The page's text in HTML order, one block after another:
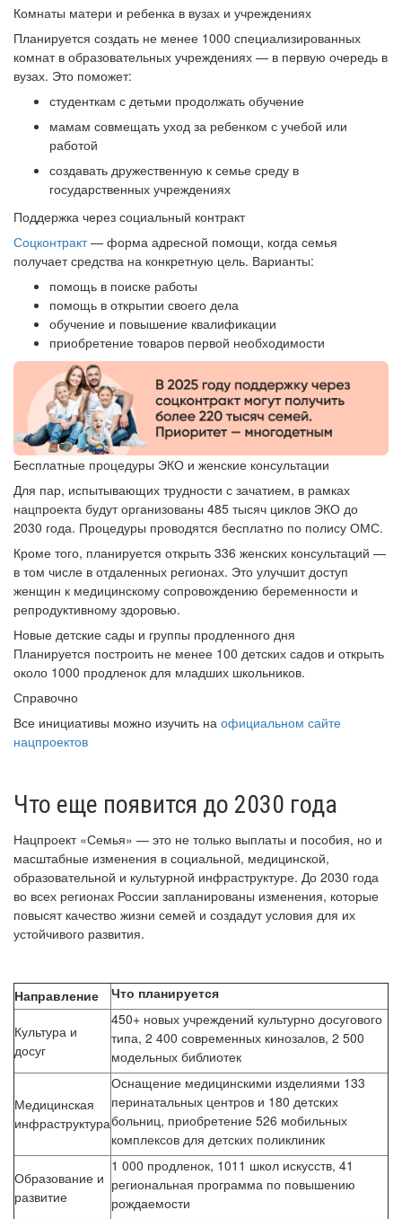
Комнаты матери и ребенка в вузах и учреждениях
Планируется создать не менее 1000 специализированных
комнат в образовательных учреждениях — в первую очередь в
вузах. Это поможет:
студенткам с детьми продолжать обучение
мамам совмещать уход за ребенком с учебой или
работой
создавать дружественную к семье среду в
государственных учреждениях
Поддержка через социальный контракт
Соцконтракт— форма адресной помощи, когда семья
получает средства на конкретную цель. Варианты:
помощь в поиске работы
помощь в открытии своего дела
обучение и повышение квалификации
приобретение товаров первой необходимости
Бесплатные процедуры ЭКО и женские консультации
Для пар, испытывающих трудности с зачатием, в рамках
нацпроекта будут организованы 485 тысяч циклов ЭКО до
2030 года. Процедуры проводятся бесплатно по полису ОМС.
Кроме того, планируется открыть 336 женских консультаций —
в том числе в отдаленных регионах. Это улучшит доступ
женщин к медицинскому сопровождению беременности и
репродуктивному здоровью.
Новые детские сады и группы продленного дня
Планируется построить не менее 100 детских садов и открыть
около 1000 продленок для младших школьников.
Справочно
Все инициативы можно изучить на официальном сайте
нацпроектов
Что еще появится до 2030 года
Нацпроект «Семья» — это не только выплаты и пособия, но и
масштабные изменения в социальной, медицинской,
образовательной и культурной инфраструктуре. До 2030 года
во всех регионах России запланированы изменения, которые
повысят качество жизни семей и создадут условия для их
устойчивого развития.
Направление Что планируется
Культура и
досуг
450+ новых учреждений культурно досугового
типа, 2 400 современных кинозалов, 2 500
модельных библиотек
Медицинская
инфраструктура
Оснащение медицинскими изделиями 133
перинатальных центров и 180 детских
больниц, приобретение 526 мобильных
комплексов для детских поликлиник
Образование и
развитие
1 000 продленок, 1011 школ искусств, 41
региональная программа по повышению
рождаемости